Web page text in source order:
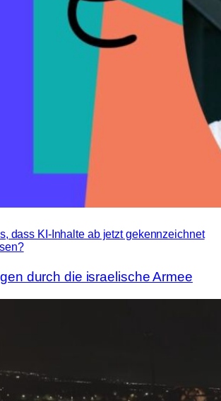
dass KI-Inhalte ab jetzt gekennzeichnet
durch die israelische Armee